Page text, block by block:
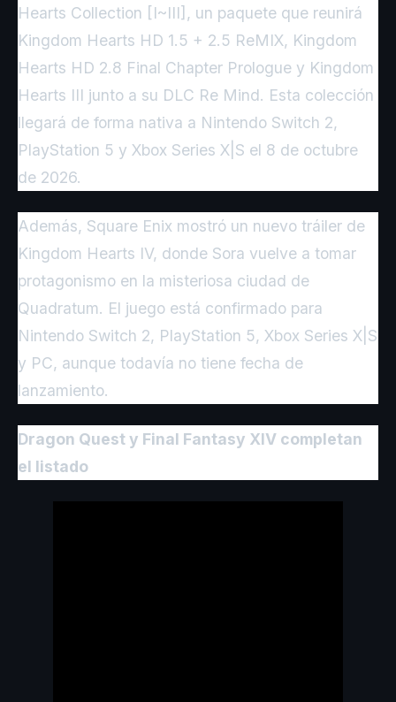
Hearts Collection [I~III], un paquete que reunirá
Kingdom Hearts HD 1.5 + 2.5 ReMIX, Kingdom
Hearts HD 2.8 Final Chapter Prologue y Kingdom
Hearts III junto a su DLC Re Mind. Esta colección
llegará de forma nativa a Nintendo Switch 2,
PlayStation 5 y Xbox Series X|S el 8 de octubre
de 2026.
Además, Square Enix mostró un nuevo tráiler de
Kingdom Hearts IV, donde Sora vuelve a tomar
protagonismo en la misteriosa ciudad de
Quadratum. El juego está confirmado para
Nintendo Switch 2, PlayStation 5, Xbox Series X|S
y PC, aunque todavía no tiene fecha de
lanzamiento.
Dragon Quest y Final Fantasy XIV completan
el listado